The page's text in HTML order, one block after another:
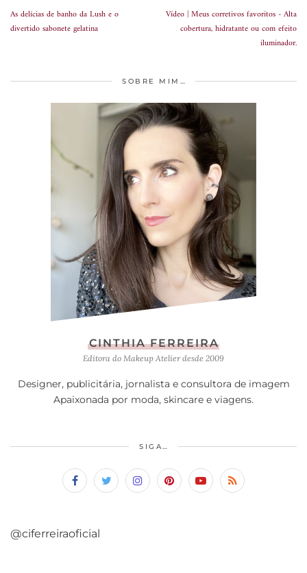
As delícias de banho da Lush e o
divertido sabonete gelatina
Vídeo | Meus corretivos favoritos - Alta
cobertura, hidratante ou com efeito
iluminador.
SOBRE MIM…
CINTHIA FERREIRA
Editora do Makeup Atelier desde 2009
Designer, publicitária, jornalista e consultora de imagem
Apaixonada por moda, skincare e viagens.
SIGA…
@ciferreiraoficial